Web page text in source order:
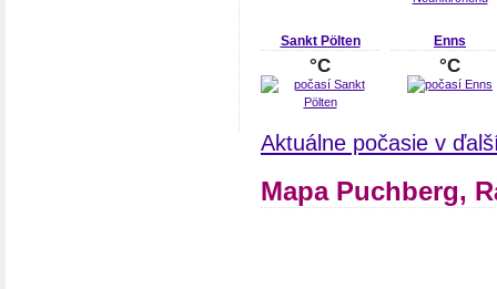
Sankt Pölten
°C
Enns
°C
Aktuálne počasie v
Mapa Puchberg,